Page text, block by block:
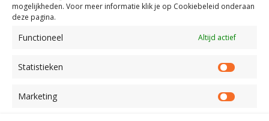
mogelijkheden. Voor meer informatie klik je op Cookiebeleid onderaan
deze pagina.
Functioneel Altijd actief
Statistieken
Marketing
Op de Pepijn van Visserslatijn cartoons worden
getekend door Eduard v/d Broek. Op deze cartoons is
het auteursrecht van toepassing. Hierop is tevens het